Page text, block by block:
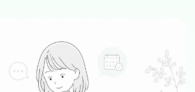
で、院内はホテルのようにピカピカ！清潔感あふれるモダ
ンな空間で、毎日気持ちよくお仕事ができます。
… 詳しく見る
この周辺の募集を確認 →